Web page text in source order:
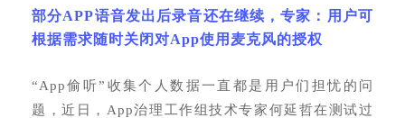
部分APP语音发出后录音还在继续，专家：用户可
根据需求随时关闭对App使用麦克风的授权
“App偷听”收集个人数据一直都是用户们担忧的问
题，近日，App治理工作组技术专家何延哲在测试过